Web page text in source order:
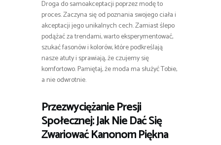
Droga do samoakceptacji poprzez modę to
proces. Zaczyna się od poznania swojego ciała i
akceptacji jego unikalnych cech. Zamiast ślepo
podążać za trendami, warto eksperymentować,
szukać fasonów i kolorów, które podkreślają
nasze atuty i sprawiają, że czujemy się
komfortowo. Pamiętaj, że moda ma służyć Tobie,
a nie odwrotnie.
Przezwyciężanie Presji
Społecznej: Jak Nie Dać Się
Zwariować Kanonom Piękna